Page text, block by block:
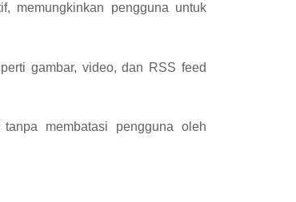
memungkinkan pengguna untuk
gambar, video, dan RSS feed
membatasi pengguna oleh